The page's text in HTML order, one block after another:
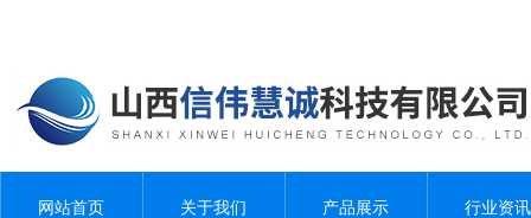
网站首页 关于我们 产品展示 行业资讯